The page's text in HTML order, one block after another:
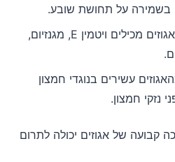
בשמירה על תחושת שובע.
: אגוזים מכילים ויטמין E, מגנזיום,
עשירים בנוגדי חמצון
נזקי חמצון.